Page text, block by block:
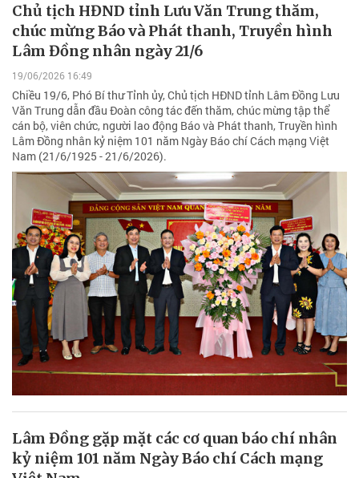
Chủ tịch HĐND tỉnh Lưu Văn Trung thăm,
chúc mừng Báo và Phát thanh, Truyền hình
Lâm Đồng nhân ngày 21/6
19/06/2026 16:49
Chiều 19/6, Phó Bí thư Tỉnh ủy, Chủ tịch HĐND tỉnh Lâm Đồng Lưu
Văn Trung dẫn đầu Đoàn công tác đến thăm, chúc mừng tập thể
cán bộ, viên chức, người lao động Báo và Phát thanh, Truyền hình
Lâm Đồng nhân kỷ niệm 101 năm Ngày Báo chí Cách mạng Việt
Nam (21/6/1925 - 21/6/2026).
Lâm Đồng gặp mặt các cơ quan báo chí nhân
kỷ niệm 101 năm Ngày Báo chí Cách mạng